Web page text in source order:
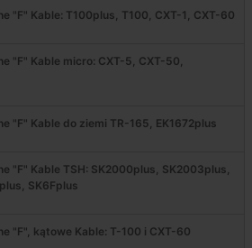
"F" Kable: T100plus, T100, CXT-1, CXT-60
"F" Kable micro: CXT-5, CXT-50,
"F" Kable do ziemi TR-165, EK1672plus
"F" Kable TSH: SK2000plus, SK2003plus,
SK6Fplus
"F", kątowe Kable: T-100 i CXT-60